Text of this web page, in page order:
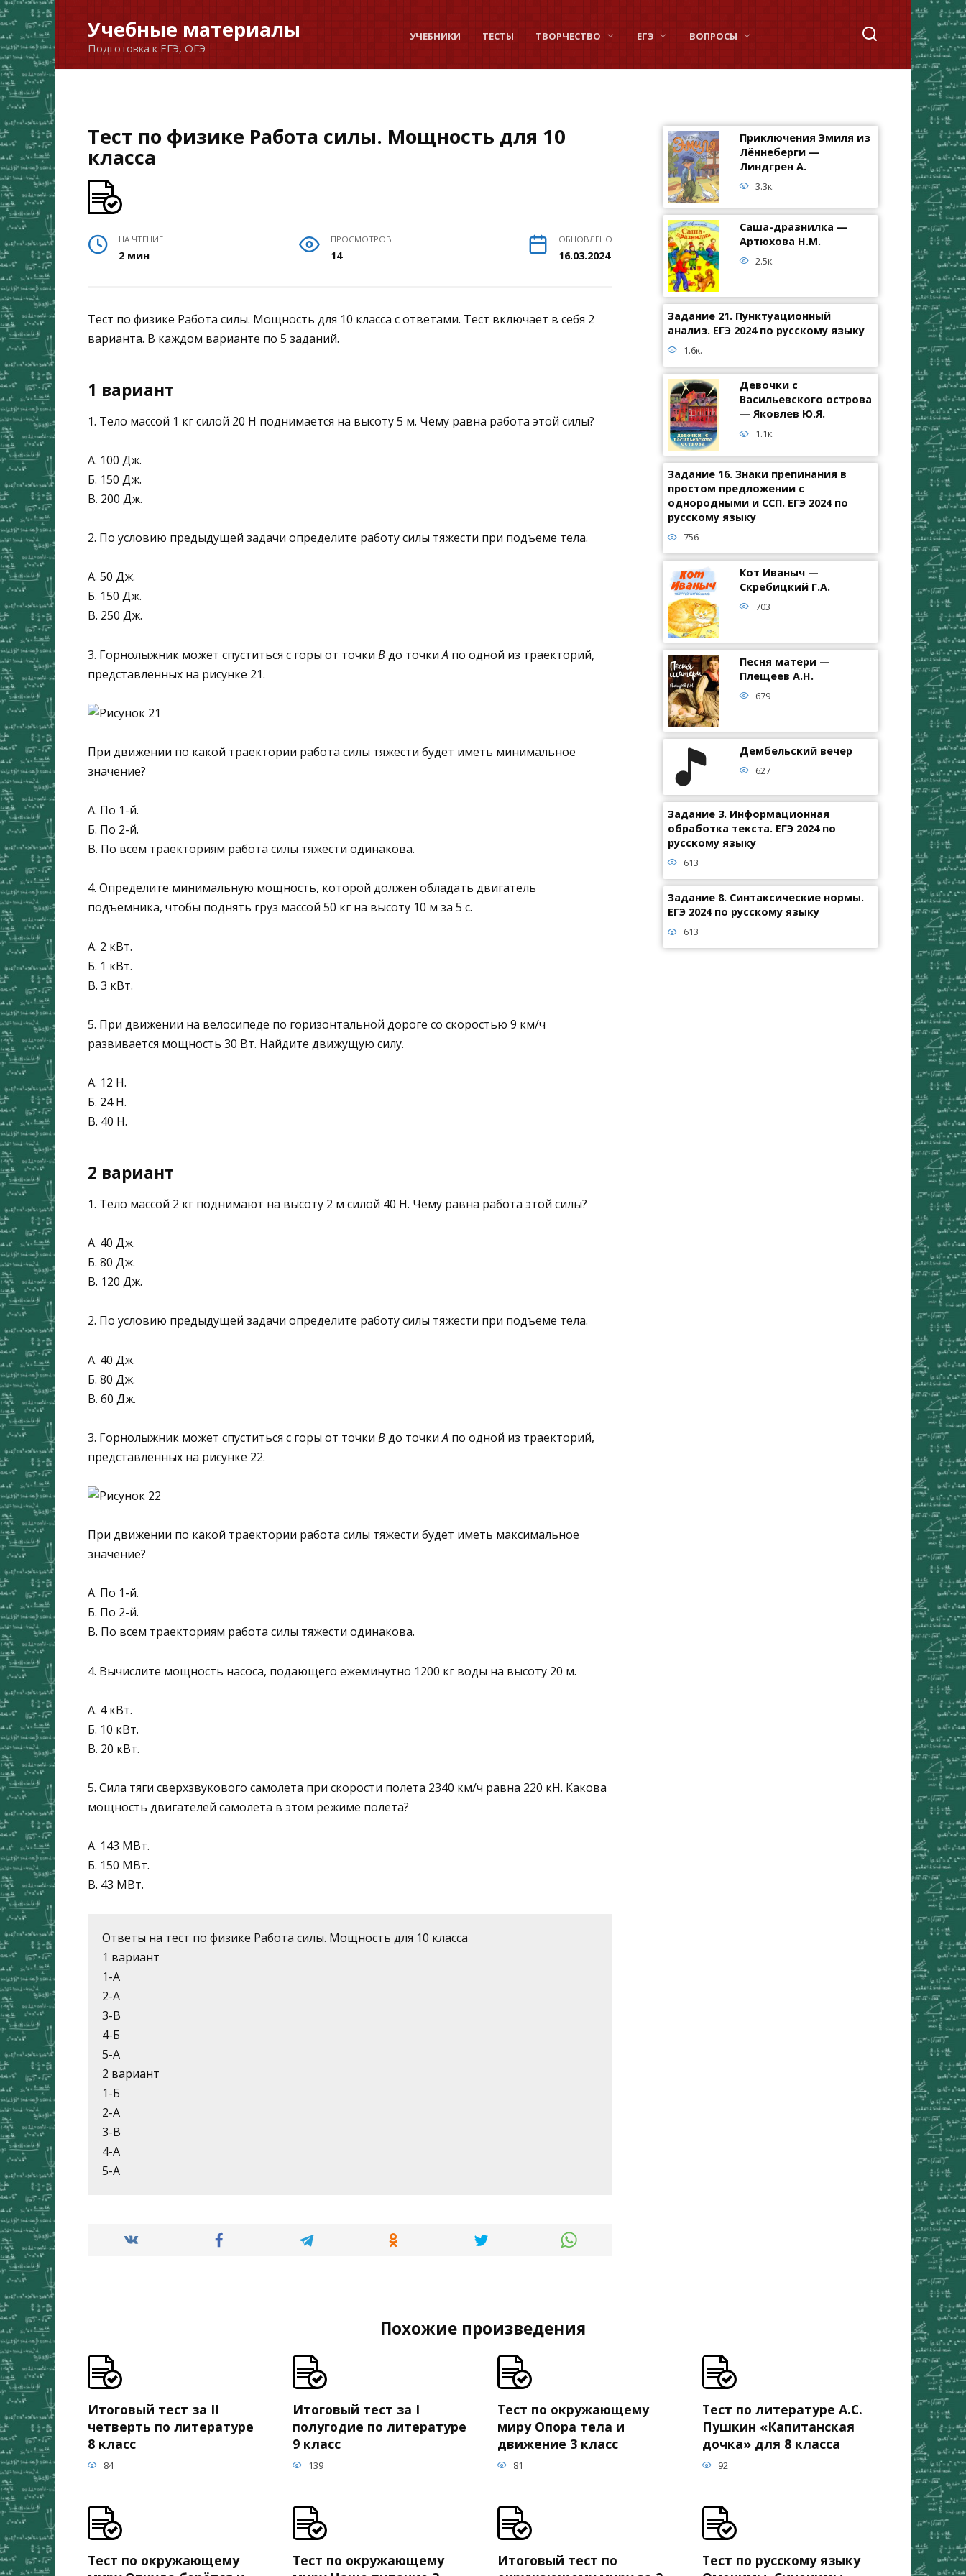
Перейти
к
содержанию
Учебные материалы
Подготовка к ЕГЭ, ОГЭ
УЧЕБНИКИ ТЕСТЫ ТВОРЧЕСТВО ЕГЭ ВОПРОСЫ
Тест по физике Работа силы. Мощность для 10
класса
НА ЧТЕНИЕ
2 мин
ПРОСМОТРОВ
14
ОБНОВЛЕНО
16.03.2024
Тест по физике Работа силы. Мощность для 10 класса с ответами. Тест включает в себя 2
варианта. В каждом варианте по 5 заданий.
1 вариант
1. Тело массой 1 кг силой 20 Н поднимается на высоту 5 м. Чему равна работа этой силы?
А. 100 Дж.
Б. 150 Дж.
В. 200 Дж.
2. По условию предыдущей задачи определите работу силы тяжести при подъеме тела.
А. 50 Дж.
Б. 150 Дж.
В. 250 Дж.
3. Горнолыжник может спуститься с горы от точки Вдо точкиА по одной из траек­торий,
представленных на рисунке 21.
При движении по какой траектории рабо­та силы тяжести будет иметь минималь­ное
значение?
А. По 1-й.
Б. По 2-й.
В. По всем траекториям работа силы тяжести одинакова.
4. Определите минимальную мощность, которой должен обладать двигатель
подъемника, чтобы поднять груз мас­сой 50 кг на высоту 10 м за 5 с.
А. 2 кВт.
Б. 1 кВт.
В. 3 кВт.
5. При движении на велосипеде по горизонтальной доро­ге со скоростью 9 км/ч
развивается мощность 30 Вт. Най­дите движущую силу.
А. 12 Н.
Б. 24 Н.
В. 40 Н.
2 вариант
1. Тело массой 2 кг поднимают на высоту 2 м силой 40 Н. Чему равна работа этой силы?
А. 40 Дж.
Б. 80 Дж.
В. 120 Дж.
2. По условию предыдущей задачи определите работу силы тяжести при подъеме тела.
А. 40 Дж.
Б. 80 Дж.
В. 60 Дж.
3. Горнолыжник может спуститься с горы от точки Вдо точкиА по одной из траекторий,
представленных на рисунке 22.
При движении по какой траек­тории работа силы тяжести будет иметь максимальное
значение?
А. По 1-й.
Б. По 2-й.
В. По всем траекториям работа силы тяжести одинакова.
4. Вычислите мощность насоса, подающего ежеминутно 1200 кг воды на высоту 20 м.
А. 4 кВт.
Б. 10 кВт.
В. 20 кВт.
5. Сила тяги сверхзвукового самолета при скорости поле­та 2340 км/ч равна 220 кН. Какова
мощность двигателей самолета в этом режиме полета?
А. 143 МВт.
Б. 150 МВт.
В. 43 МВт.
Ответы на тест по физике Работа силы. Мощность для 10 класса
1 вариант
1-А
2-А
3-В
4-Б
5-А
2 вариант
1-Б
2-А
3-В
4-А
5-А
Приключения Эмиля из
Лённеберги —
Линдгрен А.
3.3к.
Саша-дразнилка —
Артюхова Н.М.
2.5к.
Задание 21. Пунктуационный
анализ. ЕГЭ 2024 по русскому языку
1.6к.
Девочки с
Васильевского острова
— Яковлев Ю.Я.
1.1к.
Задание 16. Знаки препинания в
простом предложении с
однородными и ССП. ЕГЭ 2024 по
русскому языку
756
Кот Иваныч —
Скребицкий Г.А.
703
Песня матери —
Плещеев А.Н.
679
Дембельский вечер
627
Задание 3. Информационная
обработка текста. ЕГЭ 2024 по
русскому языку
613
Задание 8. Синтаксические нормы.
ЕГЭ 2024 по русскому языку
613
Похожие произведения
Итоговый тест за II
четверть по литературе
8 класс
84
Итоговый тест за I
полугодие по литературе
9 класс
139
Тест по окружающему
миру Опора тела и
движение 3 класс
81
Тест по литературе А.С.
Пушкин «Капитанская
дочка» для 8 класса
92
Тест по окружающему
Тест по окружающему
Итоговый тест по
Тест по русскому языку